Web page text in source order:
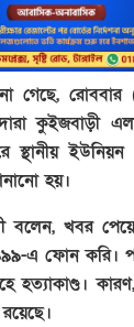
গেছে,
কুইজবাড়ী
স্থানীয়
হয়।
খবর পেয়ে
এ ফোন করি।
হত্যাকাণ্ড।